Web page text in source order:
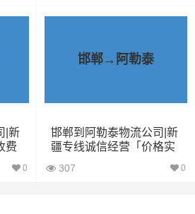
，导致你的物品无法送达或受到损
品无法按时送达；
的物流公司可能会提供劣质的服
|新
费
0
邯郸→阿勒泰
邯郸到阿勒泰物流公司|新
疆专线诚信经营「价格实
307 0